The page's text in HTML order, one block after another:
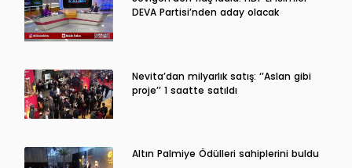
DEVA Partisi’nden aday olacak
Nevita’dan milyarlık satış: ‘’Aslan gibi
proje’’ 1 saatte satıldı
Altın Palmiye Ödülleri sahiplerini buldu